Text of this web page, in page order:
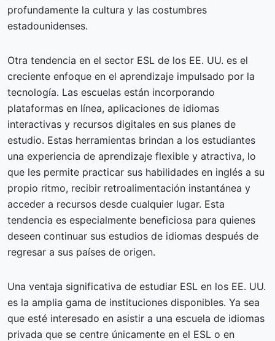
profundamente la cultura y las costumbres
estadounidenses.
Otra tendencia en el sector ESL de los EE. UU. es el
creciente enfoque en el aprendizaje impulsado por la
tecnología. Las escuelas están incorporando
plataformas en línea, aplicaciones de idiomas
interactivas y recursos digitales en sus planes de
estudio. Estas herramientas brindan a los estudiantes
una experiencia de aprendizaje flexible y atractiva, lo
que les permite practicar sus habilidades en inglés a su
propio ritmo, recibir retroalimentación instantánea y
acceder a recursos desde cualquier lugar. Esta
tendencia es especialmente beneficiosa para quienes
deseen continuar sus estudios de idiomas después de
regresar a sus países de origen.
Una ventaja significativa de estudiar ESL en los EE. UU.
es la amplia gama de instituciones disponibles. Ya sea
que esté interesado en asistir a una escuela de idiomas
privada que se centre únicamente en el ESL o en